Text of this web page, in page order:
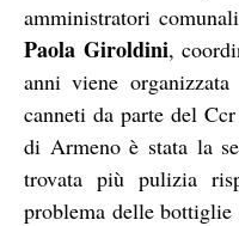
amministratori
Paola Giroldini,
anni viene
canneti da parte del
di Armeno è stata la
trovata più pulizia
problema delle